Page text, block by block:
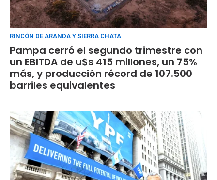
RINCÓN DE ARANDA Y SIERRA CHATA
Pampa cerró el segundo trimestre con
un EBITDA de u$s 415 millones, un 75%
más, y producción récord de 107.500
barriles equivalentes